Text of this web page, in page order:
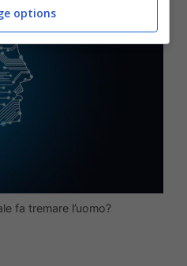
fa tremare l’uomo?
options